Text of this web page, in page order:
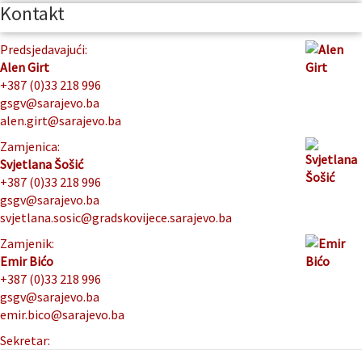
Kontakt
Predsjedavajući:
Alen Girt
+387 (0)33 218 996
gsgv@sarajevo.ba
alen.girt@sarajevo.ba
Zamjenica:
Svjetlana Šošić
+387 (0)33 218 996
gsgv@sarajevo.ba
svjetlana.sosic@gradskovijece.sarajevo.ba
Zamjenik:
Emir Bićo
+387 (0)33 218 996
gsgv@sarajevo.ba
emir.bico@sarajevo.ba
Sekretar: